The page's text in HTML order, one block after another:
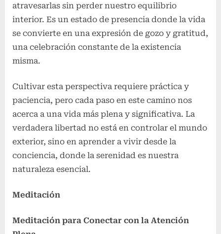
atravesarlas sin perder nuestro equilibrio
interior. Es un estado de presencia donde la vida
se convierte en una expresión de gozo y gratitud,
una celebración constante de la existencia
misma.
Cultivar esta perspectiva requiere práctica y
paciencia, pero cada paso en este camino nos
acerca a una vida más plena y significativa. La
verdadera libertad no está en controlar el mundo
exterior, sino en aprender a vivir desde la
conciencia, donde la serenidad es nuestra
naturaleza esencial.
Meditación
Meditación para Conectar con la Atención